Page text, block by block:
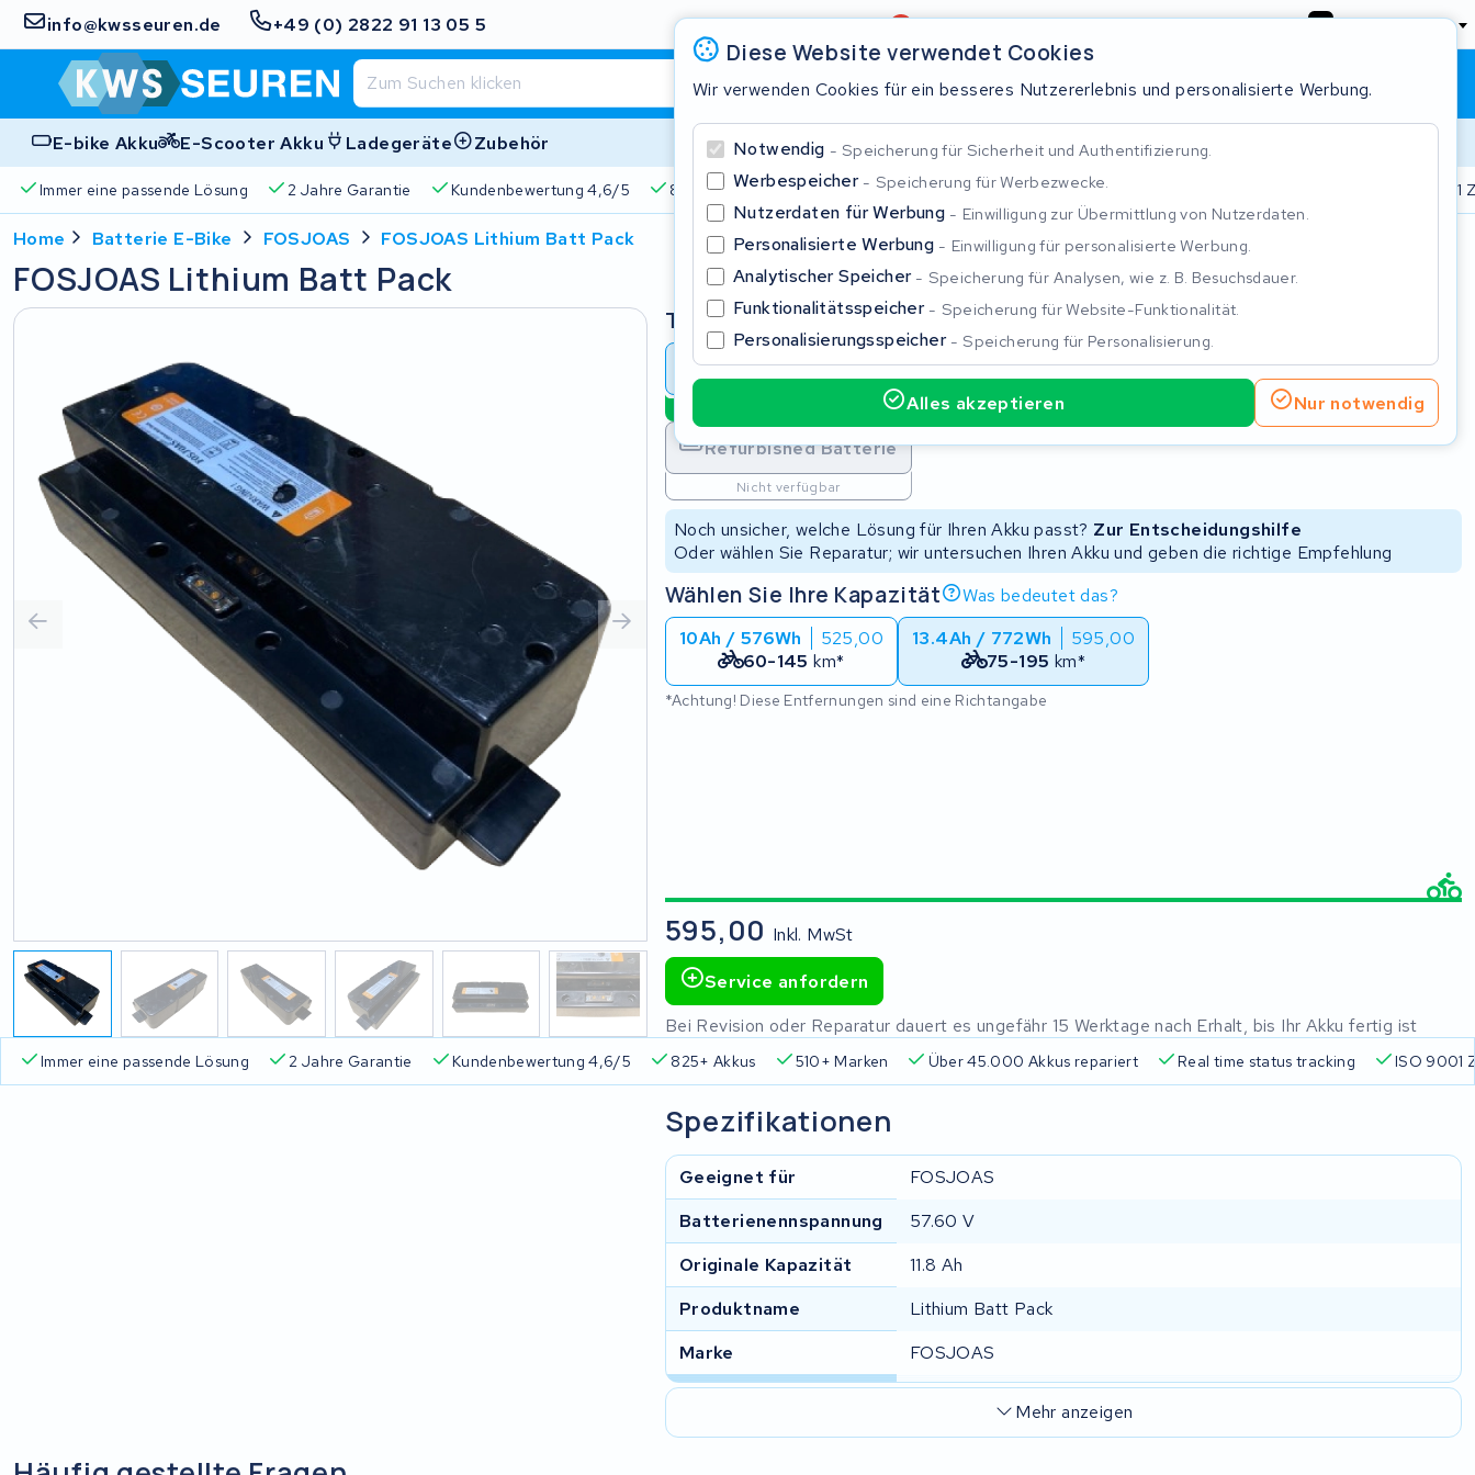
info@kwsseuren.de +49 (0) 2822 91 13 05 5 Bewertung4,6/5 Deutschland
Warenkorb Anmeldung
E-bike Akku E-Scooter Akku Ladegeräte Zubehör
Immer eine passende Lösung 2 Jahre Garantie Kundenbewertung 4,6/5 825+ Akkus 510+ Marken Über 45.000 Akkus repariert ISO 9001
Diese Website verwendet Cookies
Wir verwenden Cookies für ein besseres Nutzererlebnis und personalisierte Werbung.
Notwendig Speicherung für Sicherheit und Authentifizierung.
Werbespeicher Speicherung für Werbezwecke.
Nutzerdaten für Werbung Einwilligung zur Übermittlung von Nutzerdaten.
Personalisierte Werbung Einwilligung für personalisierte Werbung.
Analytischer Speicher Speicherung für Analysen, wie z. B. Besuchsdauer.
Funktionalitätsspeicher Speicherung für Website-Funktionalität.
Personalisierungsspeicher Speicherung für Personalisierung.
Alles akzeptieren Nur notwendig
Home Batterie E-Bike FOSJOAS FOSJOAS Lithium Batt Pack
FOSJOAS Lithium Batt Pack
Typ
Batterie Überholung Batterie Reparatur Neues Batterie
Nicht verfügbar
Refurbished Batterie
Nicht verfügbar
Noch unsicher, welche Lösung für Ihren Akku passt? Zur Entscheidungshilfe
Oder wählen Sie Reparatur; wir untersuchen Ihren Akku und geben die richtige Empfehlung
Wählen Sie Ihre Kapazität
Was bedeutet das?
10Ah / 576Wh
525,00
60-145 km*
13.4Ah / 772Wh
595,00
75-195 km*
*Achtung! Diese Entfernungen sind eine Richtangabe
595,00 Inkl. MwSt
Service anfordern
Bei Revision oder Reparatur dauert es ungefähr 15 Werktage nach Erhalt, bis Ihr Akku fertig ist
Immer eine passende Lösung 2 Jahre Garantie Kundenbewertung 4,6/5 825+ Akkus 510+ Marken Über 45.000 Akkus repariert Real time status tracking ISO 9001
Spezifikationen
Geeignet für
FOSJOAS
Batterienennspannung
57.60 V
Originale Kapazität
11.8 Ah
Produktname
Lithium Batt Pack
Marke
FOSJOAS
Mehr anzeigen
Schließen
Beginnen Sie mit der Eingabe in der Suchleiste, um zu suchen